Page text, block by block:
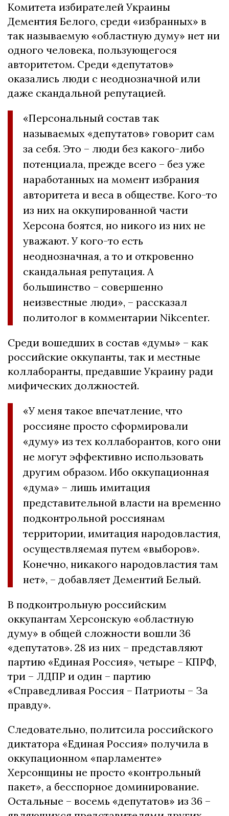
Комитета избирателей Украины
Дементия Белого, среди «избранных» в
так называемую «областную думу» нет ни
одного человека, пользующегося
авторитетом. Среди «депутатов»
оказались люди с неоднозначной или
даже скандальной репутацией.
«Персональный состав так
называемых «депутатов» говорит сам
за себя. Это – люди без какого-либо
потенциала, прежде всего – без уже
наработанных на момент избрания
авторитета и веса в обществе. Кого-то
из них на оккупированной части
Херсона боятся, но никого из них не
уважают. У кого-то есть
неоднозначная, а то и откровенно
скандальная репутация. А
большинство – совершенно
неизвестные люди», – рассказал
политолог в комментарии Nikcenter.
Среди вошедших в состав «думы» – как
российские оккупанты, так и местные
коллаборанты, предавшие Украину ради
мифических должностей.
«У меня такое впечатление, что
россияне просто сформировали
«думу» из тех коллаборантов, кого они
не могут эффективно использовать
другим образом. Ибо оккупационная
«дума» – лишь имитация
представительной власти на временно
подконтрольной россиянам
территории, имитация народовластия,
осуществляемая путем «выборов».
Конечно, никакого народовластия там
нет», – добавляет Дементий Белый.
В подконтрольную российским
оккупантам Херсонскую «областную
думу» в общей сложности вошли 36
«депутатов». 28 из них – представляют
партию «Единая Россия», четыре – КПРФ,
три – ЛДПР и один – партию
«Справедливая Россия – Патриоты – За
правду».
Следовательно, политсила российского
диктатора «Единая Россия» получила в
оккупационном «парламенте»
Херсонщины не просто «контрольный
пакет», а бесспорное доминирование.
Остальные – восемь «депутатов» из 36 –